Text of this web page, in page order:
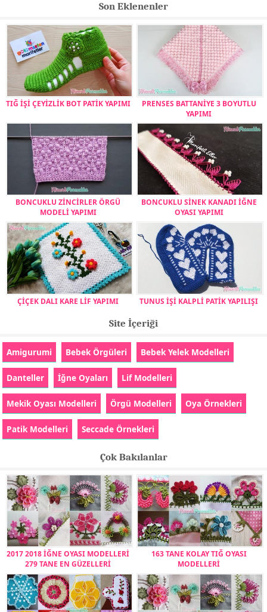
Son Eklenenler
TIĞ İŞİ ÇEYİZLİK BOT PATİK YAPIMI
PRENSES BATTANİYE 3 BOYUTLU
YAPIMI
BONCUKLU ZİNCİRLER ÖRGÜ
MODELİ YAPIMI
BONCUKLU SİNEK KANADI İĞNE
OYASI YAPIMI
ÇİÇEK DALI KARE LİF YAPIMI TUNUS İŞİ KALPLİ PATİK YAPILIŞI
Site İçeriği
Amigurumi Bebek Örgüleri Bebek Yelek Modelleri
Danteller İğne Oyaları Lif Modelleri
Mekik Oyası Modelleri Örgü Modelleri Oya Örnekleri
Patik Modelleri Seccade Örnekleri
Çok Bakılanlar
2017 2018 İĞNE OYASI MODELLERİ
279 TANE EN GÜZELLERİ
163 TANE KOLAY TIĞ OYASI
MODELLERİ